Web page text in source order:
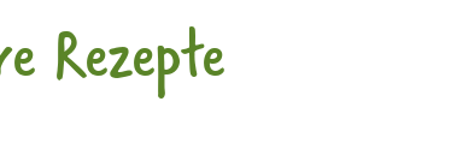
Rezepte